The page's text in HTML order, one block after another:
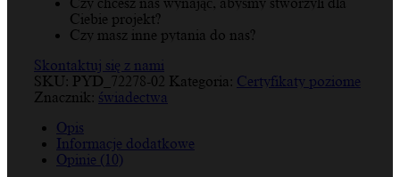
Czy chcesz nas wynająć, abyśmy stworzyli dla
Ciebie projekt?
Czy masz inne pytania do nas?
Skontaktuj się z nami
SKU: PYD_72278-02 Kategoria: Certyfikaty poziome
Znacznik: świadectwa
Opis
Informacje dodatkowe
Opinie (10)